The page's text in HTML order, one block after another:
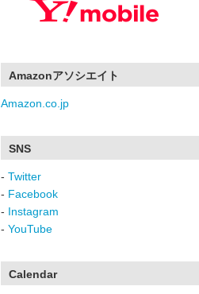
Amazonアソシエイト
Amazon.co.jp
SNS
- Twitter
- Facebook
- Instagram
- YouTube
Calendar